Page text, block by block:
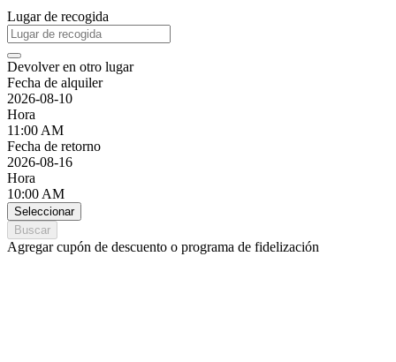
Lugar de recogida
Devolver en otro lugar
Fecha de alquiler
2026-08-10
Hora
11:00 AM
Fecha de retorno
2026-08-16
Hora
10:00 AM
Seleccionar
Buscar
Agregar cupón de descuento o programa de fidelización